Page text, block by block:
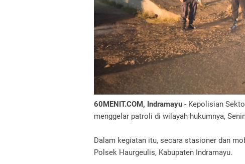
60MENIT.COM, Indramayu - Kepolisian
menggelar patroli di wilayah hukumnya,
Dalam kegiatan itu, secara stasioner dan
Polsek Haurgeulis, Kabupaten Indramayu.